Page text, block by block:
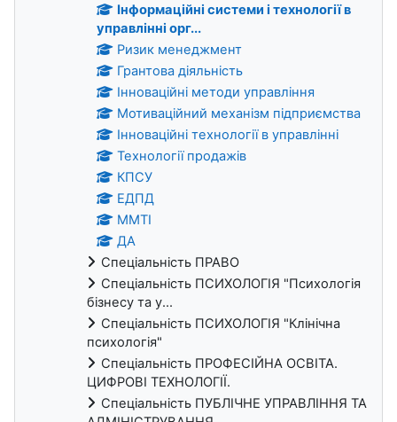
Інформаційні системи і технології в
управлінні орг...
Ризик менеджмент
Грантова діяльність
Інноваційні методи управління
Мотиваційний механізм підприємства
Інноваційні технології в управлінні
Технології продажів
КПСУ
ЕДПД
ММТІ
ДА
Спеціальність ПРАВО
Спеціальність ПСИХОЛОГІЯ "Психологія
бізнесу та у...
Спеціальність ПСИХОЛОГІЯ "Клінічна
психологія"
Спеціальність ПРОФЕСІЙНА ОСВІТА.
ЦИФРОВІ ТЕХНОЛОГІЇ.
Спеціальність ПУБЛІЧНЕ УПРАВЛІННЯ ТА